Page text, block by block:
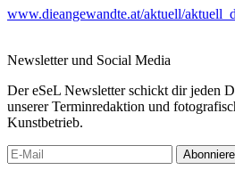
www.dieangewandte.at/aktuell/
Newsletter und Social Media
Der eSeL Newsletter schickt dir jeden
unserer Terminredaktion und
Kunstbetrieb.